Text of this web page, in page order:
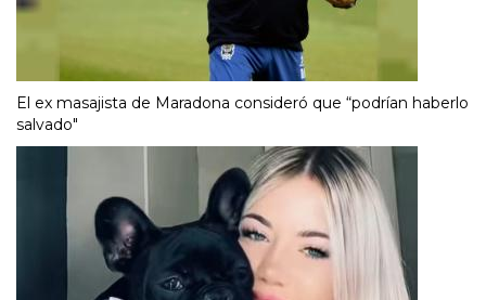
El ex masajista de Maradona consideró que “podrían haberlo
salvado"